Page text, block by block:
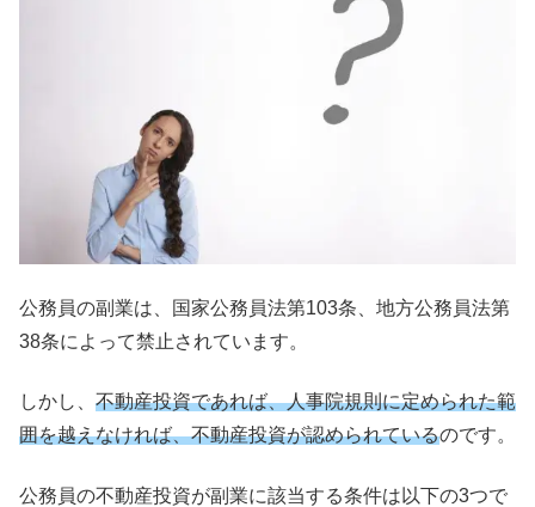
公務員の副業は、国家公務員法第103条、地方公務員法第
38条によって禁止されています。
しかし、 不動産投資であれば、人事院規則に定められた範
囲を越えなければ、不動産投資が認められているのです。
公務員の不動産投資が副業に該当する条件は以下の3つで